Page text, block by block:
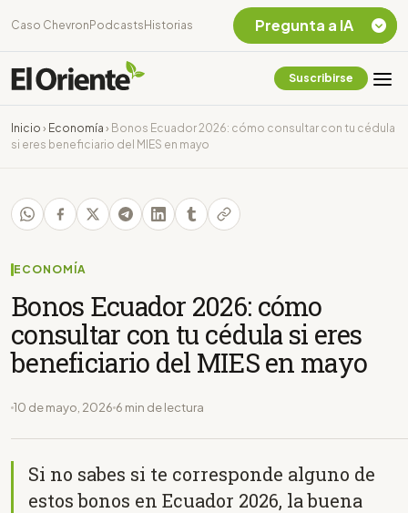
Caso Chevron Podcasts Historias
Suscribirse
Inicio › Economía › Bonos Ecuador 2026: cómo consultar con tu cédula
si eres beneficiario del MIES en mayo
ECONOMÍA
Bonos Ecuador 2026: cómo
consultar con tu cédula si eres
beneficiario del MIES en mayo
10 de mayo, 2026 6 min de lectura
Si no sabes si te corresponde alguno de
estos bonos en Ecuador 2026, la buena
Pregunta a IA
Chevron Ecuador